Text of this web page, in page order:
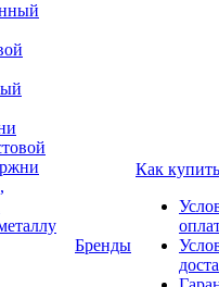
Бренды
Как купить